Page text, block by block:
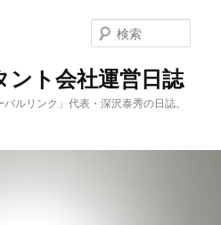
ント会社運営日誌
ルリンク」代表・深沢泰秀の日誌。
索